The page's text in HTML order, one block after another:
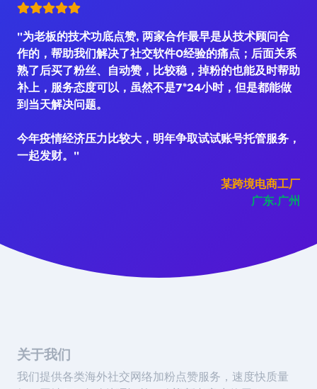
"为老板的技术功底点赞, 两家合作最早是从技术顾问合
作的，帮助我们解决了社交软件0经验的痛点；后面关系
熟了后买了粉丝、自动赞，比较稳，掉粉的也能及时帮助
补上，服务态度可以，虽然不是7*24小时，但是都能做
到当天解决问题。
今年疫情经济压力比较大，明年争取试试账号托管服务，
一起发财。"
某跨境电商工厂
广东.广州
关于我们
我们提供各类海外社交网络加粉点赞服务，速度快质量